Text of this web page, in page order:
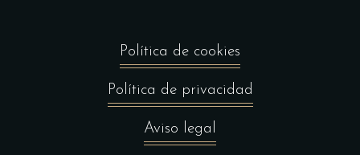
Política de cookies
Política de privacidad
Aviso legal